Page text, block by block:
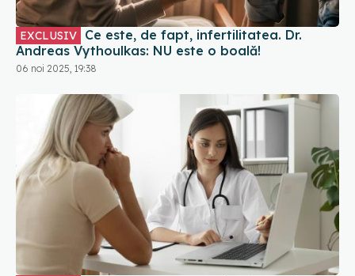
EXCLUSIV
Andreas Vythoulkas: NU este o boală!
06 noi 2025, 19:38